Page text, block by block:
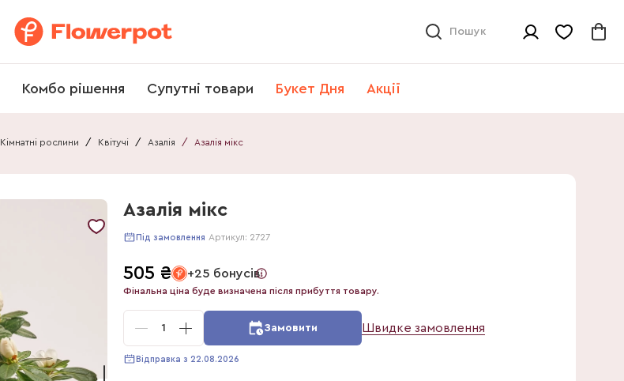
Пошук
Комбо рішення Супутні товари Букет Дня Акції
Кімнатні рослини / Квітучі / Азалія / Азалія мікс
Азалія мікс
Під замовлення Артикул: 2727
505 ₴ +25 бонусів
Фінальна ціна буде визначена після прибуття товару.
1 Замовити Швидке замовлення
Відправка з 22.08.2026